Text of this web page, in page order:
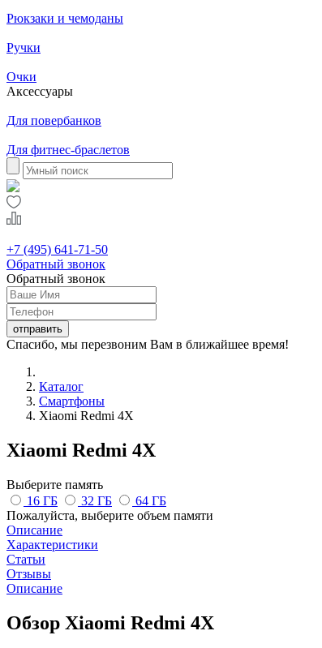
Рюкзаки и чемоданы
Ручки
Очки
Аксессуары
Для повербанков
Для фитнес-браслетов
+7 (495) 641-71-50
Обратный звонок
Обратный звонок
Спасибо, мы перезвоним Вам в ближайшее время!
Каталог
Смартфоны
Xiaomi Redmi 4X
Xiaomi Redmi 4X
Выберите память
16 ГБ
32 ГБ
64 ГБ
Пожалуйста, выберите объем памяти
Описание
Характеристики
Статьи
Отзывы
Описание
Обзор Xiaomi Redmi 4X